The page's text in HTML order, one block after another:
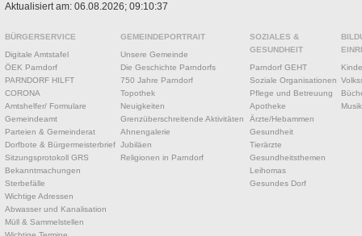
Aktualisiert am: 06.08.2026; 09:10:37
BÜRGERSERVICE
Digitale Amtstafel
ÖEK Parndorf
PARNDORF HILFT
CORONA
Amtshelfer/ Formulare
Gemeindeamt
Parteien & Gemeinderat
Dorfbote & Bürgermeisterbrief
Sitzungsprotokoll GRS
Bekanntmachungen
Sterbefälle
Wichtige Adressen
Abwasser und Kanalisation
Müll & Sammelstellen
GEMEINDEPORTRAIT
Unsere Gemeinde
Die Geschichte Parndorfs
750 Jahre Parndorf
Topothek
Neuigkeiten
Grenzüberschreitende Aktivitäten
Ahnengalerie
Jubiläen
Religionen in Parndorf
SOZIALES &
GESUNDHEIT
Parndorf GEHT
Soziale Organisationen
Pflege und Betreuung
Apotheke
Ärzte/Hebammen
Gesundheit
Tierärzte
Gesundheitsthemen
Leihomas
Gesundes Dorf